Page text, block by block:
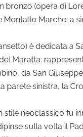
(opera di
Marche; a
è dedicata a
Maratta:
da San
parete sinistra, la
stile neoclassico fu
sulla volta il